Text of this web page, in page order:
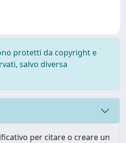
protetti da copyright e
salvo diversa
per citare o creare un